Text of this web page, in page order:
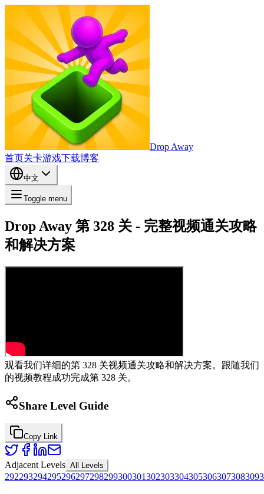
Drop Away
首页关卡游戏下载博客
中文
Toggle menu
Drop Away 第 328 关 - 完整视频通关攻略
和解决方案
观看我们详细的第 328 关视频通关攻略和解决方案。跟随我们
的视频教程成功完成第 328 关。
Share Level Guide
Copy Link
Adjacent Levels All Levels
292293294295296297298299300301302303304305306307308309